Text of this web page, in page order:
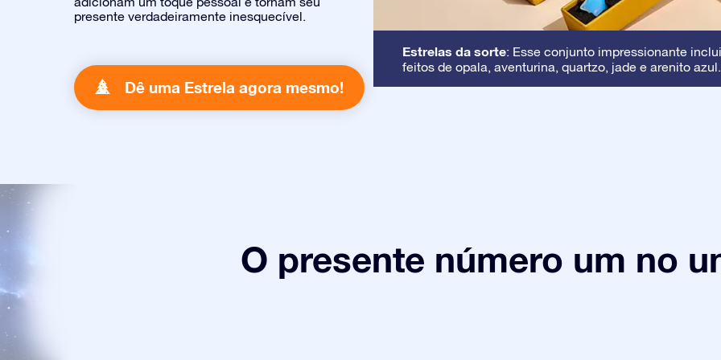
presente verdadeiramente inesquecível.
Dê uma Estrela agora mesmo!
Estrelas da sorte: Esse conjunto impressionante
feitos de opala, aventurina, quartzo, jade e arenito azul.
O presente número um no